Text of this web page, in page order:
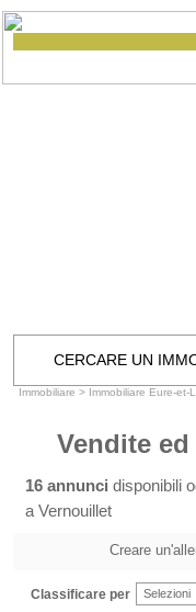
CERCARE UN
Immobiliare > Immobiliare Eure-et-
Vendite
16 annunci disponibili
a Vernouillet
Creare
Classificare per Selezioni